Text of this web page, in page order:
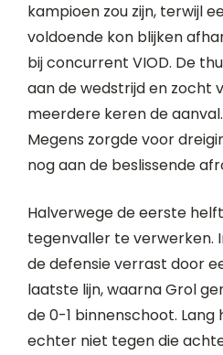
kampioen zou zijn, terwijl
voldoende kon blijken
bij concurrent VIOD. De
aan de wedstrijd en zocht
meerdere keren de
Megens zorgde voor
nog aan de beslissende
Halverwege de eerste
tegenvaller te verwerken.
de defensie verrast door
laatste lijn, waarna Grol
de 0-1 binnenschoot.
echter niet tegen die